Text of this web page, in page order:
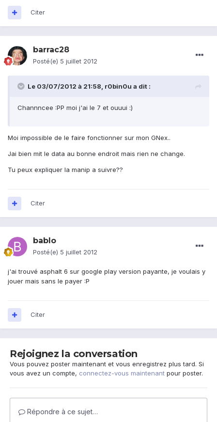
Citer
barrac28
Posté(e) 5 juillet 2012
Le 03/07/2012 à 21:58, r0bin0u a dit :
Channncee :PP moi j'ai le 7 et ouuui :)
Moi impossible de le faire fonctionner sur mon GNex..
Jai bien mit le data au bonne endroit mais rien ne change.
Tu peux expliquer la manip a suivre??
Citer
bablo
Posté(e) 5 juillet 2012
j'ai trouvé asphalt 6 sur google play version payante, je voulais y
jouer mais sans le payer :P
Citer
Rejoignez la conversation
Vous pouvez poster maintenant et vous enregistrez plus tard. Si
vous avez un compte, connectez-vous maintenant pour poster.
Répondre à ce sujet…